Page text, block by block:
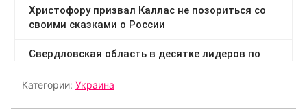
Категории: Украина